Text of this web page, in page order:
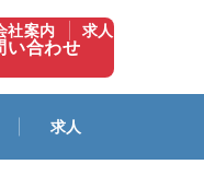
い合わせ
求人
社案内 求人